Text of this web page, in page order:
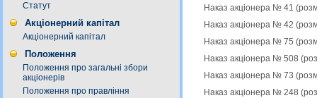
Статут
Акціонерний капітал
Акціонерний капітал
Положення
Положення про загальні збори
акціонерів
Положення про правління
Наказ акціонера № 41
Наказ акціонера № 42
Наказ акціонера № 75
Наказ акціонера № 508
Наказ акціонера № 73
Наказ акціонера № 248